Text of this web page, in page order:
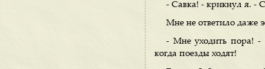
- Савка! - крикнул я. -
Мне не ответило даже
- Мне уходить пора! -
когда поезды ходят!